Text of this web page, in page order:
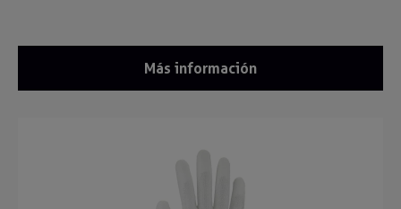
Más información